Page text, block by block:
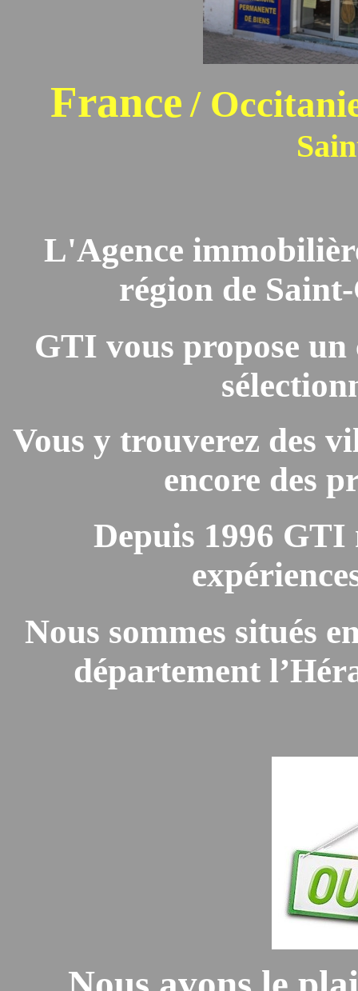
France /
L'Agence
région de
GTI vous propose
Vous y trouverez des
encore des
Depuis 1996 GTI
Nous sommes situés
département